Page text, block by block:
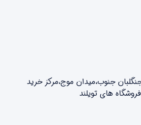
جنوب،میدان موج،مرکز خرید